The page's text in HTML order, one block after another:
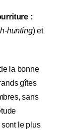
:
hunting) et
la bonne
gîtes
sans
le plus